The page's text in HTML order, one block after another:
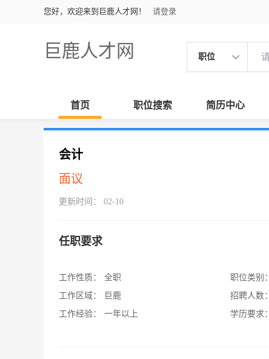
您好，欢迎来到巨鹿人才网！ 请登录
巨鹿人才网 职位
首页 职位搜索 简历中心
会计
面议
更新时间： 02-10
任职要求
工作性质：
全职
工作区域：
巨鹿
工作经验：
一年以上
职位类别：
招聘人数：
学历要求：